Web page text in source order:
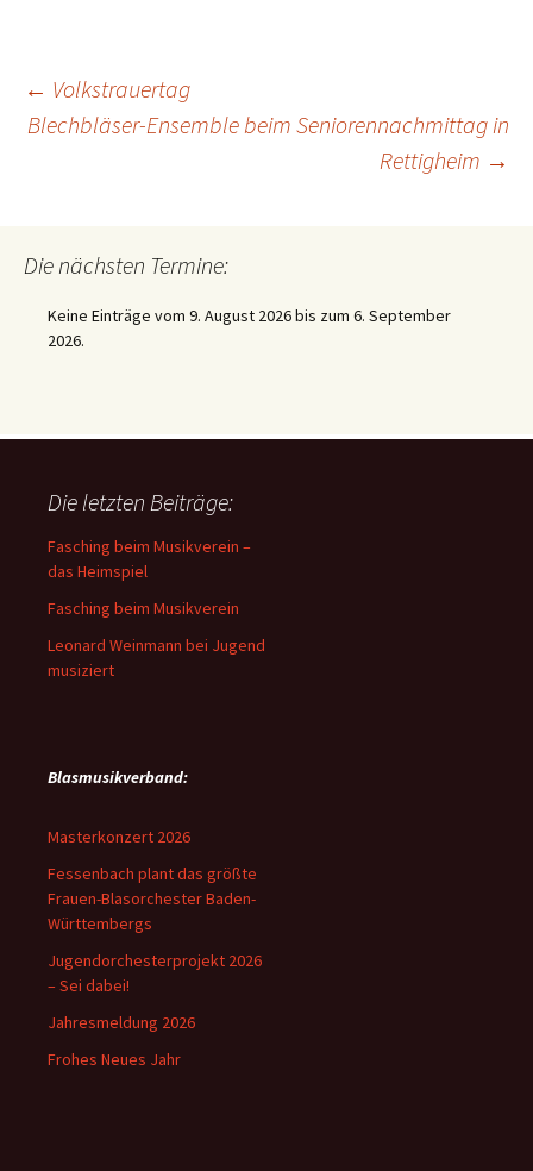
Beitragsnavigation
← Volkstrauertag
Blechbläser-Ensemble beim Seniorennachmittag in
Rettigheim →
Die nächsten Termine:
Keine Einträge vom 9. August 2026 bis zum 6. September
2026.
Die letzten Beiträge:
Fasching beim Musikverein –
das Heimspiel
Fasching beim Musikverein
Leonard Weinmann bei Jugend
musiziert
Blasmusikverband:
Masterkonzert 2026
Fessenbach plant das größte
Frauen-Blasorchester Baden-
Württembergs
Jugendorchesterprojekt 2026
– Sei dabei!
Jahresmeldung 2026
Frohes Neues Jahr